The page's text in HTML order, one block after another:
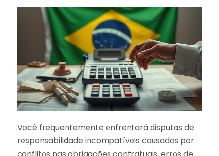
Você frequentemente enfrentará disputas de
responsabilidade incompatíveis causadas por